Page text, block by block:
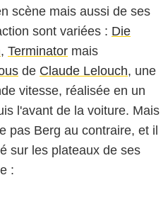
scène mais aussi de ses
sont variées : Die
, Terminator mais
de Claude Lelouch, une
vitesse, réalisée en un
l'avant de la voiture. Mais
pas Berg au contraire, et il
sur les plateaux de ses
: